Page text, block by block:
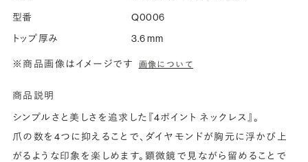
型番
Q0006
トップ厚み
3.6 mm
※商品画像はイメージです 画像について
商品説明
シンプルさと美しさを追求した『4ポイント ネックレス』。
爪の数を4つに抑えることで、ダイヤモンドが胸元に浮かび上
がるような印象を楽しめます。顕微鏡で見ながら留めることで